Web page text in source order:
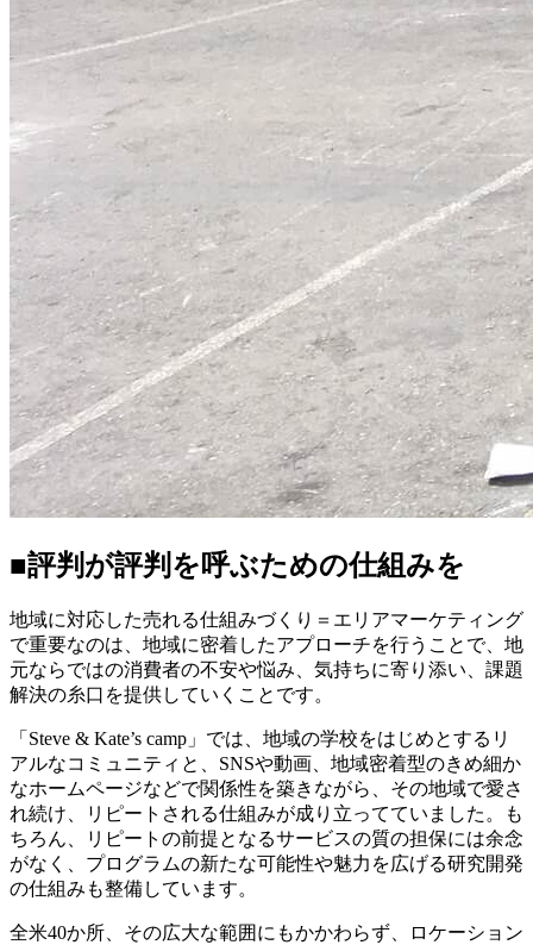
■評判が評判を呼ぶための仕組みを
地域に対応した売れる仕組みづくり＝エリアマーケティング
で重要なのは、地域に密着したアプローチを行うことで、地
元ならではの消費者の不安や悩み、気持ちに寄り添い、課題
解決の糸口を提供していくことです。
「Steve & Kate’s camp」では、地域の学校をはじめとするリ
アルなコミュニティと、SNSや動画、地域密着型のきめ細か
なホームページなどで関係性を築きながら、その地域で愛さ
れ続け、リピートされる仕組みが成り立ってていました。も
ちろん、リピートの前提となるサービスの質の担保には余念
がなく、プログラムの新たな可能性や魅力を広げる研究開発
の仕組みも整備しています。
全米40か所、その広大な範囲にもかかわらず、ロケーション